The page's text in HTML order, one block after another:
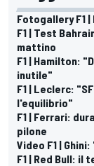
Fotogallery F1
F1 | Test
mattino
F1 | Hamilton:
inutile"
F1 | Leclerc:
l'equilibrio"
F1 | Ferrari:
pilone
Video F1 |
F1 | Red Bull: il